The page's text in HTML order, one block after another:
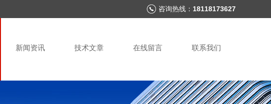
咨询热线： 18118173627
新闻资讯 技术文章 在线留言 联系我们